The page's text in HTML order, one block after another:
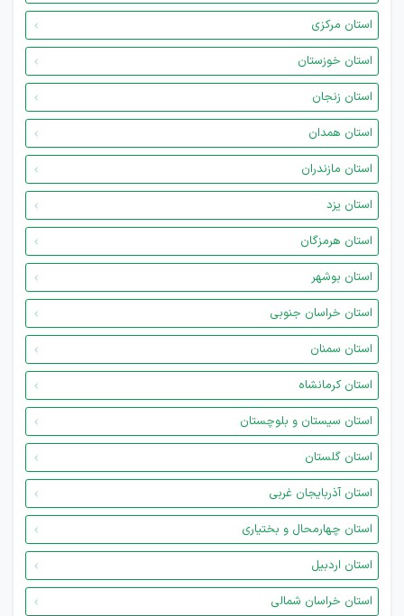
استان مرکزی
استان خوزستان
استان زنجان
استان همدان
استان مازندران
استان یزد
استان هرمزگان
استان بوشهر
استان خراسان جنوبی
استان سمنان
استان کرمانشاه
استان سیستان و بلوچستان
استان گلستان
استان آذربایجان غربی
استان چهارمحال و بختیاری
استان اردبیل
استان خراسان شمالی